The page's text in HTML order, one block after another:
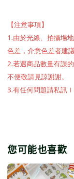
【注意事項】
1.由於光線、拍攝場
色差，介意色差者建
2.若遇商品數量有誤
不便敬請見諒謝謝。
3.有任何問題請私訊
您可能也喜歡